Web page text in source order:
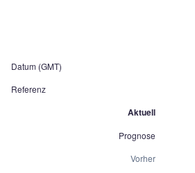
Datum (GMT)
Referenz
Aktuell
Prognose
Vorher